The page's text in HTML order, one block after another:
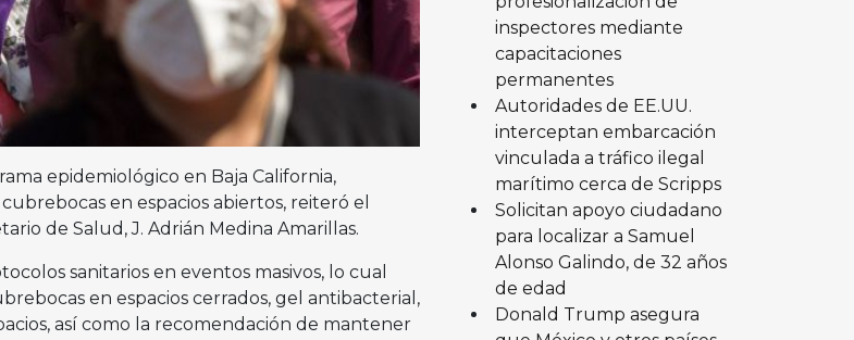
epidemiológico en Baja California,
en espacios abiertos, reiteró el
de Salud, J. Adrián Medina Amarillas.
sanitarios en eventos masivos, lo cual
en espacios cerrados, gel antibacterial,
así como la recomendación de mantener
inspectores mediante
capacitaciones
permanentes
Autoridades de EE.UU.
interceptan embarcación
vinculada a tráfico ilegal
marítimo cerca de Scripps
Solicitan apoyo ciudadano
para localizar a Samuel
Alonso Galindo, de 32 años
de edad
Donald Trump asegura